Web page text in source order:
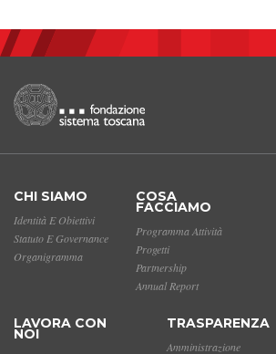
CHI SIAMO
Identità E Obiettivi
Statuto E Governance
Organigramma
COSA
FACCIAMO
Programma Attività
Progetti
Partnership
Annual Report
LAVORA CON
NOI
TRASPARENZA
Amministrazione